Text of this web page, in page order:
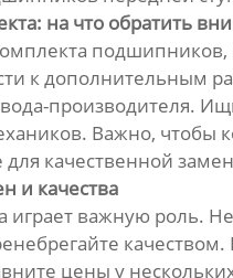
на что обратить
подшипников,
к дополнительным
производителя.
Важно, чтобы
качественной
и качества
играет важную роль.
цены у